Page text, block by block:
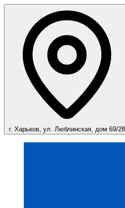
г. Харьков, ул. Люблинская, дом 69/28